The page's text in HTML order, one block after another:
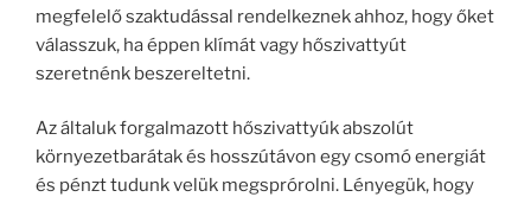
megfelelő szaktudással rendelkeznek ahhoz, hogy őket
válasszuk, ha éppen klímát vagy hőszivattyút
szeretnénk beszereltetni.
Az általuk forgalmazott hőszivattyúk abszolút
környezetbarátak és hosszútávon egy csomó energiát
és pénzt tudunk velük megsprórolni. Lényegük, hogy